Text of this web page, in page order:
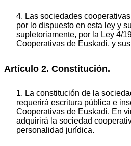
4. Las sociedades
por lo dispuesto en esta ley y
supletoriamente, por la Ley 4/
Cooperativas de Euskadi, y
Artículo 2. Constitución.
1. La constitución de la
requerirá escritura pública e
Cooperativas de Euskadi. En
adquirirá la sociedad
personalidad jurídica.